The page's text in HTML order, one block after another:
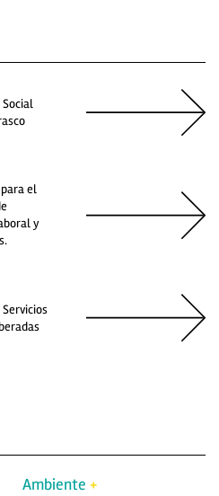
Social
el
y
Ambiente